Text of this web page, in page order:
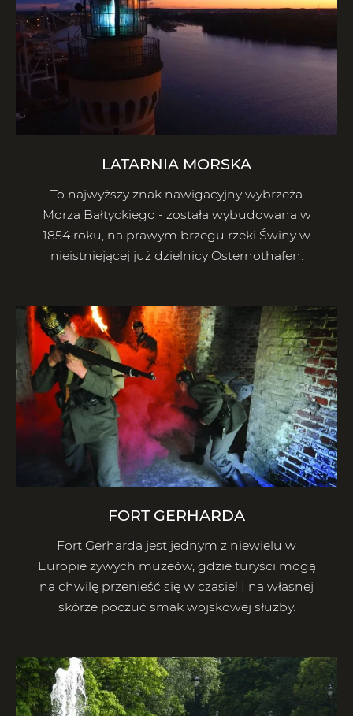
LATARNIA MORSKA
To najwyższy znak nawigacyjny wybrzeża
Morza Bałtyckiego - została wybudowana w
1854 roku, na prawym brzegu rzeki Świny w
nieistniejącej już dzielnicy Osternothafen.
FORT GERHARDA
Fort Gerharda jest jednym z niewielu w
Europie żywych muzeów, gdzie turyści mogą
na chwilę przenieść się w czasie! I na własnej
skórze poczuć smak wojskowej służby.